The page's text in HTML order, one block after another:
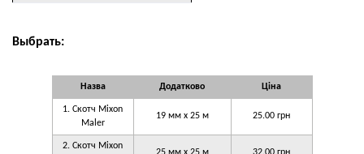
Выбрать:
Назва Додатково Ціна
1. Скотч Mixon
Maler
19 мм x 25 м 25.00 грн
2. Скотч Mixon